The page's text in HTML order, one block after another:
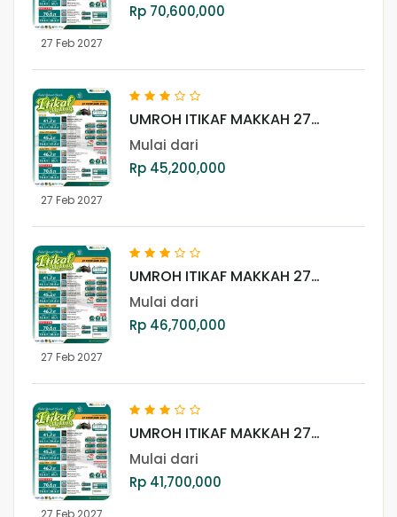
27 Feb 2027
Rp 70,600,000
27 Feb 2027
UMROH ITIKAF MAKKAH 27
Mulai dari
Rp 45,200,000
27 Feb 2027
UMROH ITIKAF MAKKAH 27
Mulai dari
Rp 46,700,000
27 Feb 2027
UMROH ITIKAF MAKKAH 27
Mulai dari
Rp 41,700,000